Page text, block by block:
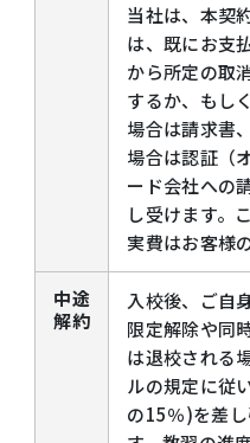
当社は、本契
は、既にお支
から所定の取
するか、もし
場合は請求書
場合は認証（
ード会社への
し受けます。
実費はお客様
中途
解約
入校後、ご自
限定解除や同
は退校される
ルの規定に従
の15％)を差